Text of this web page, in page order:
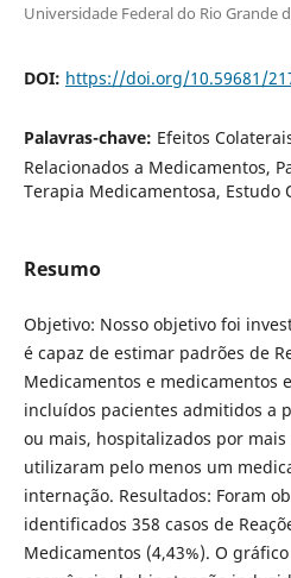
Universidade Federal do Rio Grande
DOI: https://doi.org/10.59681/
Palavras-chave: Efeitos
Relacionados a Medicamentos,
Terapia Medicamentosa, Estudo
Resumo
Objetivo: Nosso objetivo foi
é capaz de estimar padrões de
Medicamentos e medicamentos
incluídos pacientes admitidos a
ou mais, hospitalizados por
utilizaram pelo menos um
internação. Resultados: Foram
identificados 358 casos de
Medicamentos (4,43%). O